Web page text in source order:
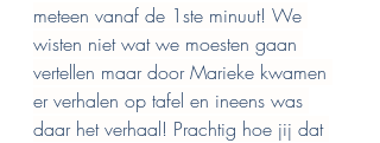
meteen vanaf de 1ste minuut! We
wisten niet wat we moesten gaan
vertellen maar door Marieke kwamen
er verhalen op tafel en ineens was
daar het verhaal! Prachtig hoe jij dat